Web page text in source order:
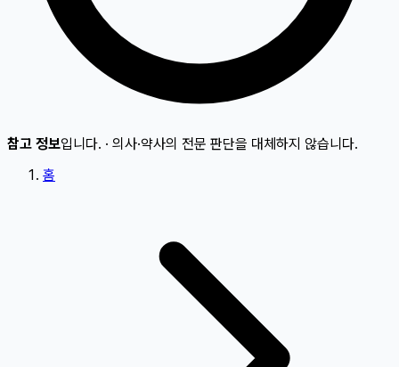
참고 정보입니다. · 의사·약사의 전문 판단을 대체하지 않습니다.
홈